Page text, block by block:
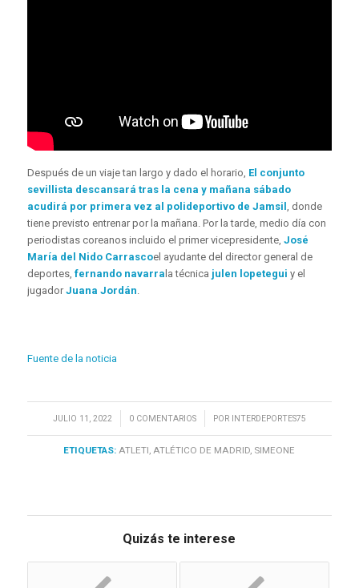
Después de un viaje tan largo y dado el horario, El conjunto
sevillista descansará tras la cena y mañana sábado
acudirá por primera vez al polideportivo de Jamsil , donde
tiene previsto entrenar por la mañana. Por la tarde, medio día con
periodistas coreanos incluido el primer vicepresidente, José
María del Nido Carrascoel ayudante del director general de
deportes, fernando navarra la técnica julen lopetegui y el
jugadorJuana Jordán.
Fuente de la noticia
JULIO 11, 2022
/ 0 COMENTARIOS
/ POR INTERDEPORTES75
ETIQUETAS: ATLETI,ATLÉTICO DE MADRID, SIMEONE
Quizás te interese